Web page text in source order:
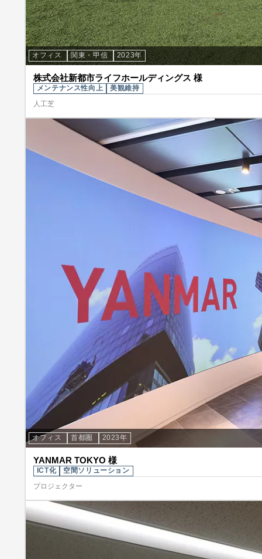
オフィス 関東・甲信 2023年
株式会社新都市ライフホールディングス 様
メンテナンス性向上
美観維持
人工芝
オフィス 首都圏 2023年
YANMAR TOKYO 様
ICT化
空間ソリューション
プロジェクター